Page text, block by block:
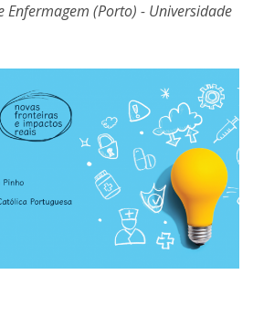
Enfermagem (Porto) - Universidade